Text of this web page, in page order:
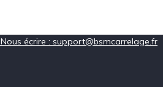
Nous écrire : support@bsmcarrelage.fr